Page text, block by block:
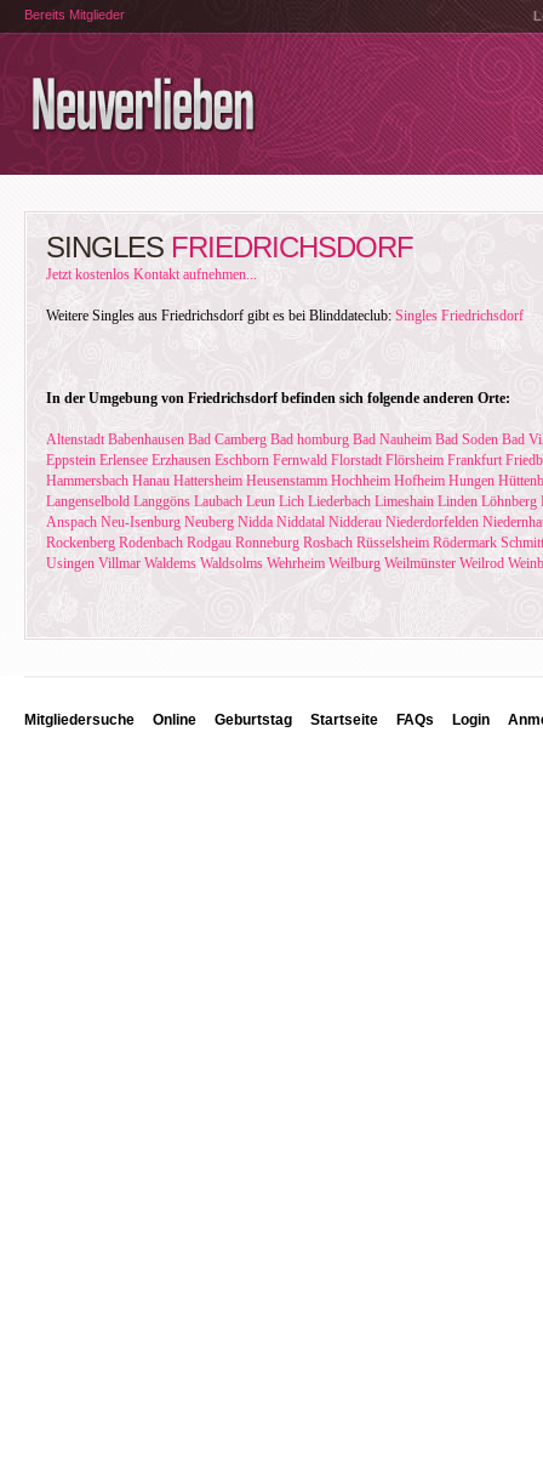
Bereits Mitglieder
SINGLES FRIEDRICHSDORF
Jetzt kostenlos Kontakt aufnehmen...
Weitere Singles aus Friedrichsdorf gibt es bei Blinddateclub: Singles Friedrichsdorf
In der Umgebung von Friedrichsdorf befinden sich folgende anderen Orte:
Altenstadt Babenhausen Bad Camberg Bad homburg Bad Nauheim Bad Soden Bad
Eppstein Erlensee Erzhausen Eschborn Fernwald Florstadt Flörsheim Frankfurt
Hammersbach Hanau Hattersheim Heusenstamm Hochheim Hofheim Hungen
Langenselbold Langgöns Laubach Leun Lich Liederbach Limeshain Linden Löhnberg
Anspach Neu-Isenburg Neuberg Nidda Niddatal Nidderau Niederdorfelden
Rockenberg Rodenbach Rodgau Ronneburg Rosbach Rüsselsheim Rödermark
Usingen Villmar Waldems Waldsolms Wehrheim Weilburg Weilmünster Weilrod
Mitgliedersuche Online Geburtstag Startseite FAQs Login